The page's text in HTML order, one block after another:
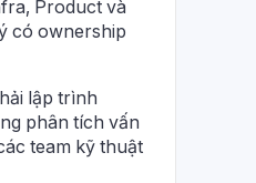
Product và
có ownership
lập trình
phân tích vấn
team kỹ thuật